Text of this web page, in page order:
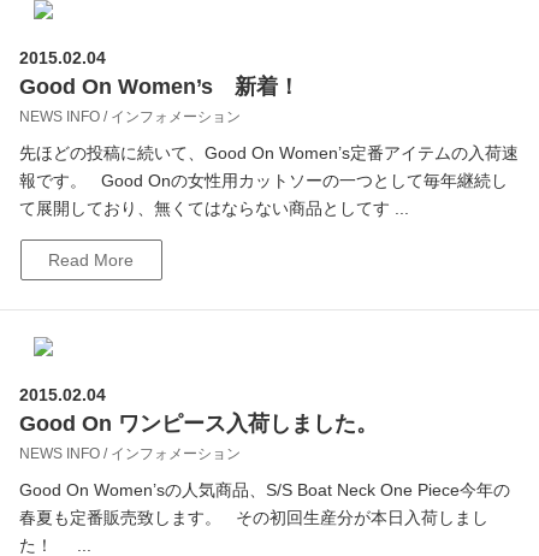
2015.02.04
Good On Women’s 新着！
NEWS INFO / インフォメーション
先ほどの投稿に続いて、Good On Women’s定番アイテムの入荷速
報です。 Good Onの女性用カットソーの一つとして毎年継続し
て展開しており、無くてはならない商品としてす ...
Read More
2015.02.04
Good On ワンピース入荷しました。
NEWS INFO / インフォメーション
Good On Women’sの人気商品、S/S Boat Neck One Piece今年の
春夏も定番販売致します。 その初回生産分が本日入荷しまし
た！ ...